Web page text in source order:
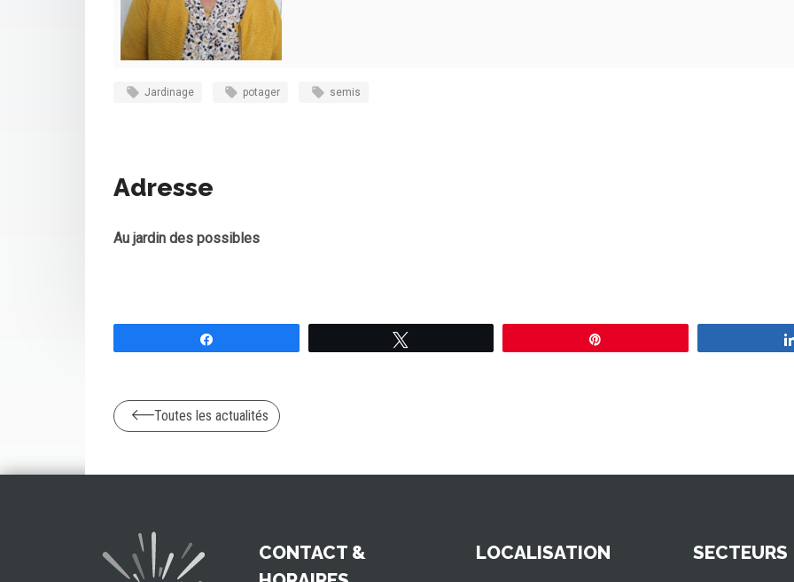
Jardinage potager semis
Adresse
Au jardin des possibles
Toutes les actualités
CONTACT &
LOCALISATION SECTEURS